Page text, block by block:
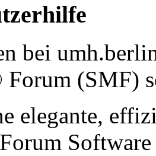
bei
Forum (SMF)
elegante,